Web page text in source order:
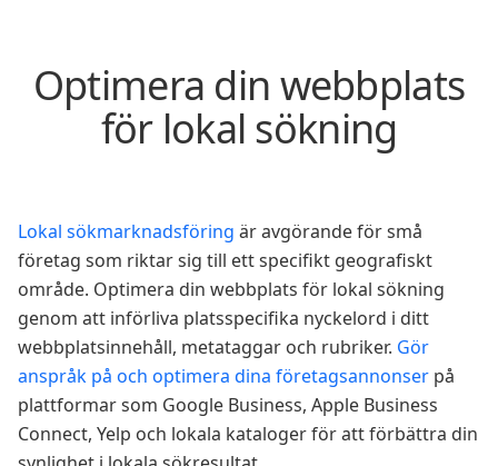
Optimera din webbplats
för lokal sökning
Lokal sökmarknadsföring är avgörande för små
företag som riktar sig till ett specifikt geografiskt
område. Optimera din webbplats för lokal sökning
genom att införliva platsspecifika nyckelord i ditt
webbplatsinnehåll, metataggar och rubriker. Gör
anspråk på och optimera dina företagsannonser på
plattformar som Google Business, Apple Business
Connect, Yelp och lokala kataloger för att förbättra din